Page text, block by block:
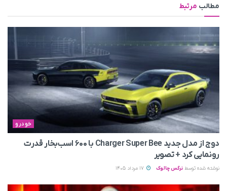
مطالب مرتبط
خودرو
دوج از مدل جدید Charger Super Bee با ۶۰۰ اسب‌بخار قدرت
رونمایی کرد + تصویر
نوشته شده توسط نرگس چالوک